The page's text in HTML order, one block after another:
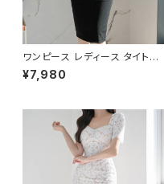
ワンピース レディース タイトワ
ンピース タイトドレス ミモレ丈
レースワンピース シースルー 長
レス パーティードレス 結婚式
二次会 お呼ばれ 韓国ファッショ
ン 韓国風 フェミニン エレガント
きれいめ 地雷系 量産型 着痩せ
細見え 春 秋 冬 ブラック 黒 S
M L XL 20代 30代 40代 C-O
¥7,980